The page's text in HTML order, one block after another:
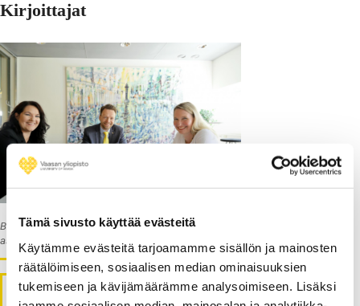
Tämä sivusto käyttää evästeitä
Käytämme evästeitä tarjoamamme sisällön ja mainosten
räätälöimiseen, sosiaalisen median ominaisuuksien
tukemiseen ja kävijämäärämme analysoimiseen. Lisäksi
Kirjoittajat
Blogia kirjoittavat Vaasan yliopiston Executive Education -tiimin
asiantuntijat.
Executive Education